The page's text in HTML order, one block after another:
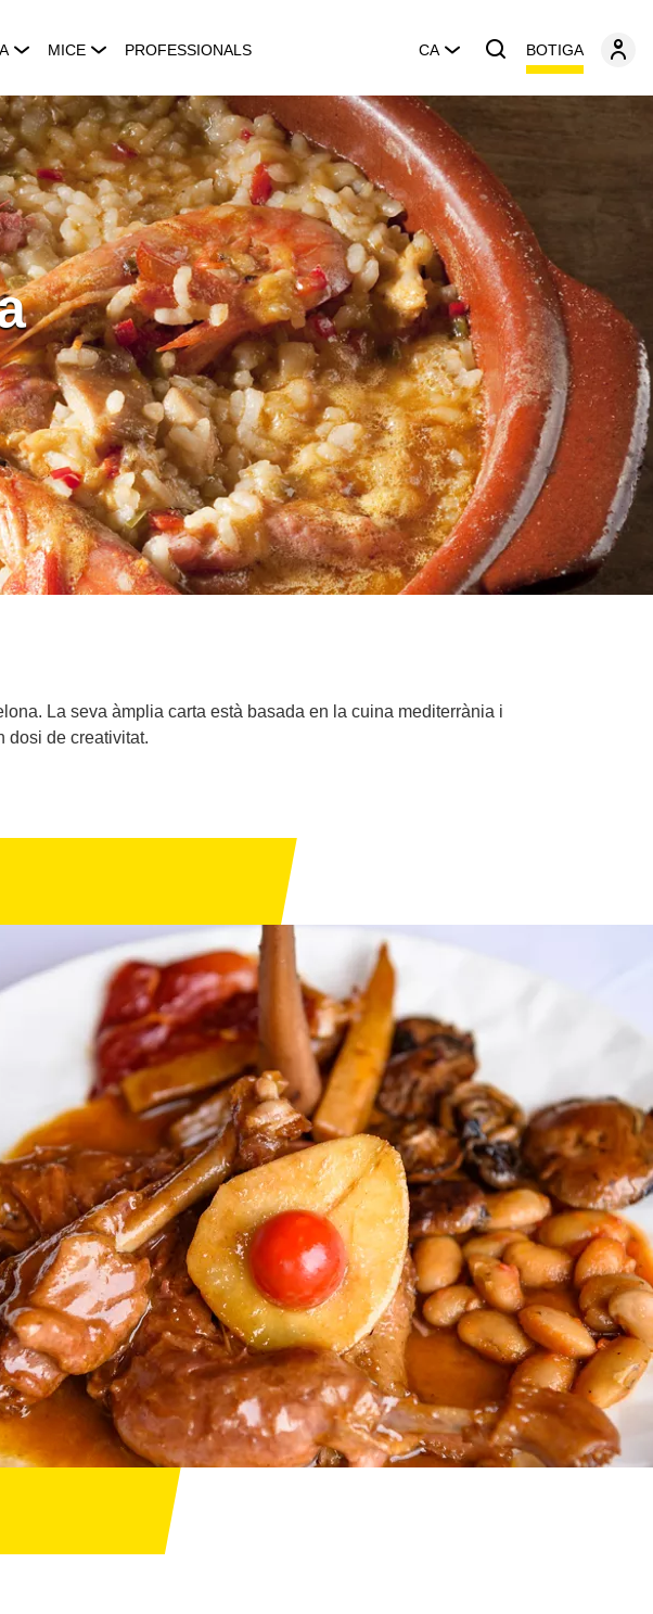
MICE PROFESSIONALS CA BOTIGA
La seva àmplia carta està basada en la cuina mediterrània i
dosi de creativitat.